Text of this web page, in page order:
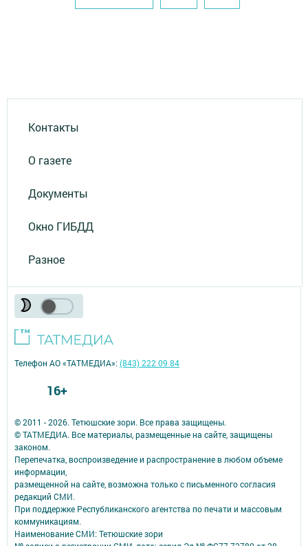
Контакты
О газете
Документы
Окно ГИБДД
Разное
© 2011 - 2026. Тетюшские зори. Все права защищены.
© ТАТМЕДИА. Все материалы, размещенные на сайте, защищены
законом.
Перепечатка, воспроизведение и распространение в любом объеме
информации,
размещенной на сайте, возможна только с письменного согласия
редакций СМИ.
При поддержке Республиканского агентства по печати и массовым
коммуникациям.
Наименование СМИ: Тетюшские зори
Телефон АО «ТАТМЕДИА»:(843) 222 09 84
16+